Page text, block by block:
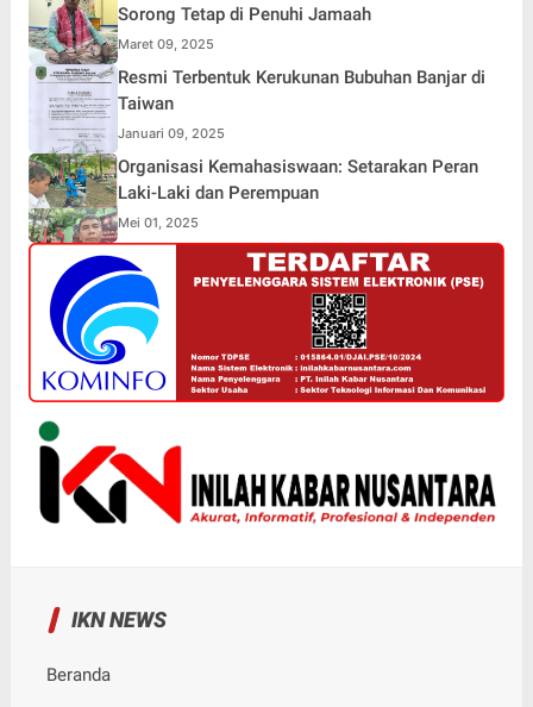
Sorong Tetap di Penuhi Jamaah
Maret 09, 2025
Resmi Terbentuk Kerukunan Bubuhan Banjar di
Taiwan
Januari 09, 2025
Organisasi Kemahasiswaan: Setarakan Peran
Laki-Laki dan Perempuan
Mei 01, 2025
IKN NEWS
Beranda